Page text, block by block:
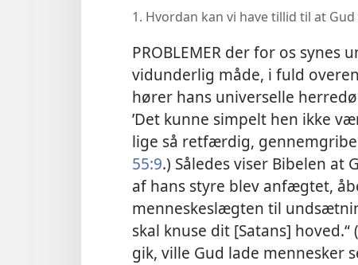
1. Hvordan kan vi have tillid til at
PROBLEMER der for os synes
vidunderlig måde, i fuld
hører hans universelle
’Det kunne simpelt hen ikke
lige så retfærdig,
55:9.) Således viser Bibelen
af hans styre blev anfægtet,
menneskeslægten til
skal knuse dit [Satans] hoved.“ (
gik, ville Gud lade mennesker